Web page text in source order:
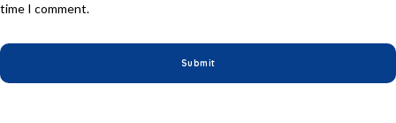
time I comment.